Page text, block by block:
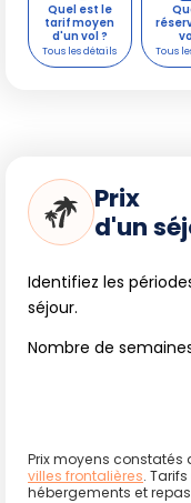
Quel est le
tarif moyen
d'un vol ?
Prix
d'un
Identifiez les
séjour.
Nombre de
Prix moyens constatés
villes frontalières.
hébergements et